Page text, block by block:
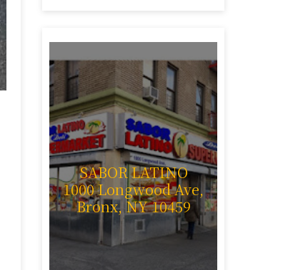
SABOR LATINO
1000 Longwood Ave,
Bronx, NY 10459